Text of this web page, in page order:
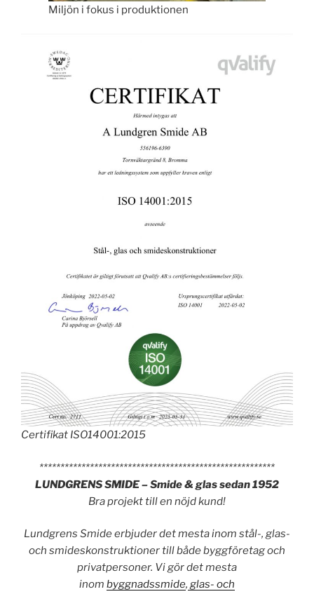
Miljön i fokus i produktionen
Certifikat ISO14001:2015
********************************************************
LUNDGRENS SMIDE – Smide & glas sedan 1952
Bra projekt till en nöjd kund!
Lundgrens Smide erbjuder det mesta inom stål-, glas-
och smideskonstruktioner till både byggföretag och
privatpersoner. Vi gör det mesta
inom byggnadssmide, glas- och